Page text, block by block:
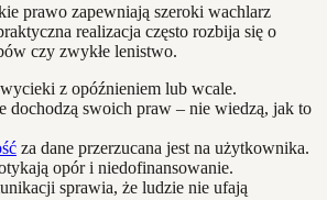
prawo zapewniają szeroki wachlarz
realizacja często rozbija się o
czy zwykłe lenistwo.
z opóźnieniem lub wcale.
dochodzą swoich praw – nie wiedzą, jak to
za dane przerzucana jest na użytkownika.
opór i niedofinansowanie.
sprawia, że ludzie nie ufają